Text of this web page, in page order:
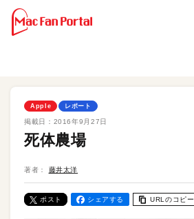
Apple レポート
掲載日： 2016年9月27日
死体農場
著者： 藤井太洋
ポスト シェアする URLのコピー